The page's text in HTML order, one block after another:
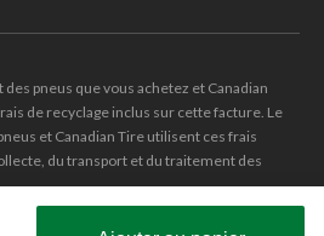
pneus que vous achetez et Canadian
de recyclage inclus sur cette facture. Le
et Canadian Tire utilisent ces frais
du transport et du traitement des
du triangle CANADIAN TIRE sont des